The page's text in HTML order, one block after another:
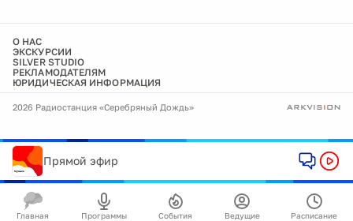
О НАС
ЭКСКУРСИИ
SILVER STUDIO
РЕКЛАМОДАТЕЛЯМ
ЮРИДИЧЕСКАЯ ИНФОРМАЦИЯ
2026 Радиостанция «Серебряный Дождь»
Прямой эфир
Главная Программы События Ведущие Расписание